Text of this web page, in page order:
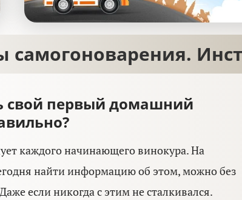
самогоноварения.
свой первый домашний
каждого начинающего винокура. На
найти информацию об этом, можно без
если никогда с этим не сталкивался.